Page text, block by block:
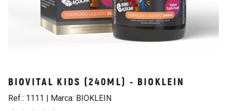
BIOVITAL KIDS (240ML) - BIOKLEIN
Ref.: 1111 | Marca: BIOKLEIN